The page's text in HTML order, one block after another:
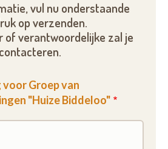
vul nu onderstaande
op verzenden.
of verantwoordelijke zal je
Groep van
"Huize Biddeloo"